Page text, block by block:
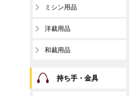
ミシン用品
洋裁用品
和裁用品
持ち手・金具